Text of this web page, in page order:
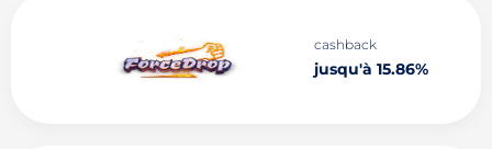
cashback
jusqu'à 15.86%